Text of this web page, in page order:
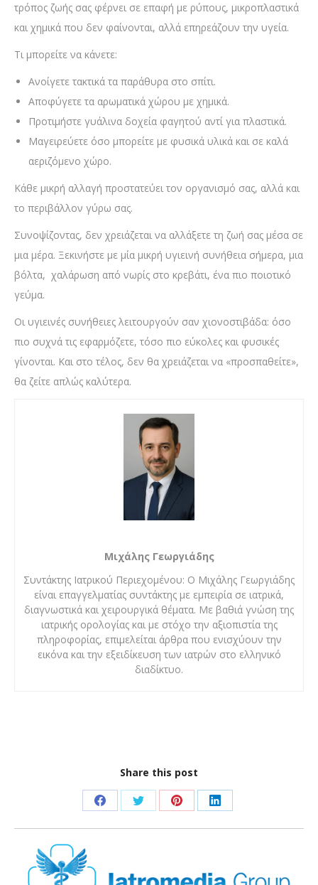
τρόπος ζωής σας φέρνει σε επαφή με ρύπους, μικροπλαστικά
και χημικά που δεν φαίνονται, αλλά επηρεάζουν την υγεία.
Τι μπορείτε να κάνετε:
Ανοίγετε τακτικά τα παράθυρα στο σπίτι.
Αποφύγετε τα αρωματικά χώρου με χημικά.
Προτιμήστε γυάλινα δοχεία φαγητού αντί για πλαστικά.
Μαγειρεύετε όσο μπορείτε με φυσικά υλικά και σε καλά
αεριζόμενο χώρο.
Κάθε μικρή αλλαγή προστατεύει τον οργανισμό σας, αλλά και
το περιβάλλον γύρω σας.
Συνοψίζοντας, δεν χρειάζεται να αλλάξετε τη ζωή σας μέσα σε
μια μέρα. Ξεκινήστε με μία μικρή υγιεινή συνήθεια σήμερα, μια
βόλτα, χαλάρωση από νωρίς στο κρεβάτι, ένα πιο ποιοτικό
γεύμα.
Οι υγιεινές συνήθειες λειτουργούν σαν χιονοστιβάδα: όσο
πιο συχνά τις εφαρμόζετε, τόσο πιο εύκολες και φυσικές
γίνονται. Και στο τέλος, δεν θα χρειάζεται να «προσπαθείτε»,
θα ζείτε απλώς καλύτερα.
Μιχάλης Γεωργιάδης
Συντάκτης Ιατρικού Περιεχομένου: Ο Μιχάλης Γεωργιάδης
είναι επαγγελματίας συντάκτης με εμπειρία σε ιατρικά,
διαγνωστικά και χειρουργικά θέματα. Με βαθιά γνώση της
ιατρικής ορολογίας και με στόχο την αξιοπιστία της
πληροφορίας, επιμελείται άρθρα που ενισχύουν την
εικόνα και την εξειδίκευση των ιατρών στο ελληνικό
διαδίκτυο.
Share this post